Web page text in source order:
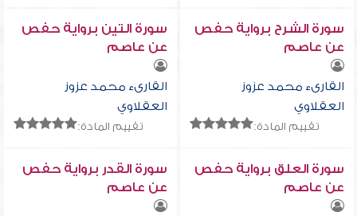
سورة الشرح برواية حفص
عن عاصم
القارىء محمد عزوز
العقلاوي
تقييم المادة:
سورة التين برواية حفص
عن عاصم
القارىء محمد عزوز
العقلاوي
تقييم المادة:
سورة العلق برواية حفص
عن عاصم
سورة القدر برواية حفص
عن عاصم